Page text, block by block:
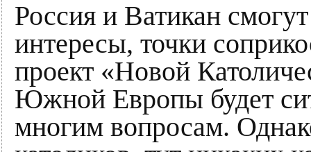
Россия и Ватикан
интересы, точки
проект «Новой
Южной Европы будет
многим вопросам.